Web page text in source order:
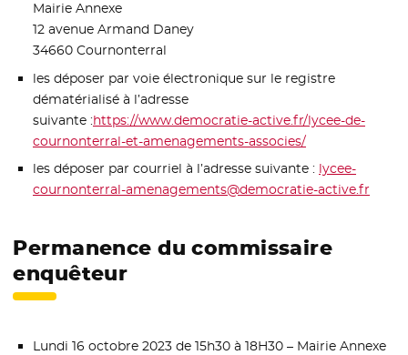
Mairie Annexe
12 avenue Armand Daney
34660 Cournonterral
les déposer par voie électronique sur le registre
dématérialisé à l’adresse
suivante :https://www.democratie-active.fr/lycee-de-
cournonterral-et-amenagements-associes/- Nouvelle
les déposer par courriel à l’adresse suivante : lycee-
cournonterral-amenagements@democratie-active.fr
Permanence du commissaire
enquêteur
Lundi 16 octobre 2023 de 15h30 à 18H30 – Mairie Annexe